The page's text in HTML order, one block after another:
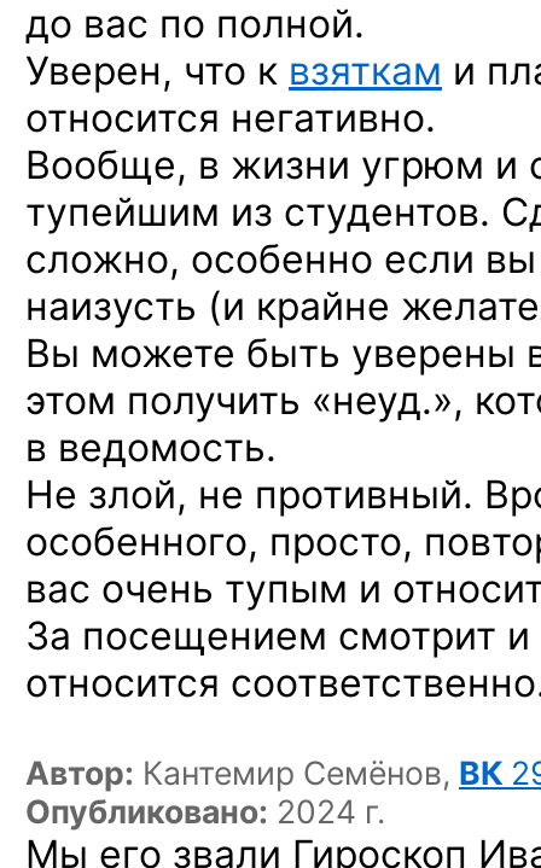
до вас по полной.
Уверен, что к взяткам и
относится негативно.
Вообще, в жизни угрюм и
тупейшим из студентов.
сложно, особенно если вы
наизусть (и крайне
Вы можете быть уверены
этом получить «неуд.»,
в ведомость.
Не злой, не противный.
особенного, просто,
вас очень тупым и
За посещением смотрит
относится
Автор: Кантемир Семёнов, ВК
Опубликовано: 2024 г.
Мы его звали Гироскоп